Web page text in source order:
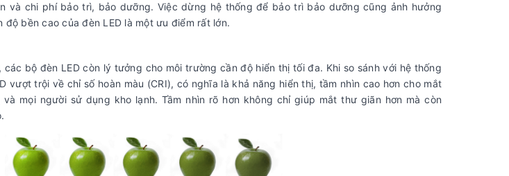
và chi phí bảo trì, bảo dưỡng. Việc dừng hệ thống để bảo trì bảo dưỡng cũng ảnh hưởng
bền cao của đèn LED là một ưu điểm rất lớn.
bộ đèn LED còn lý tưởng cho môi trường cần độ hiển thị tối đa. Khi so sánh với hệ thống
vượt trội về chỉ số hoàn màu (CRI), có nghĩa là khả năng hiển thị, tầm nhìn cao hơn cho mắt
và mọi người sử dụng kho lạnh. Tầm nhìn rõ hơn không chỉ giúp mắt thư giãn hơn mà còn